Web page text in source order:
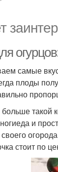
самые
плоды
такой
и
стоит по